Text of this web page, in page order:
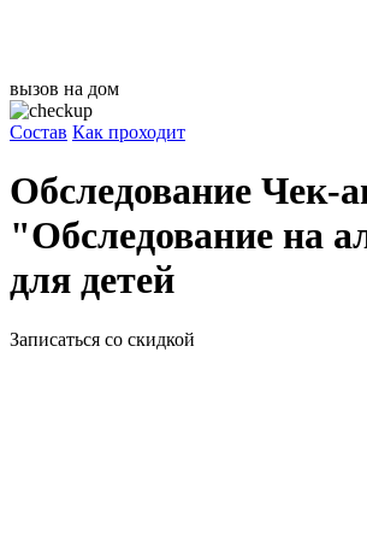
вызов на дом
Состав Как проходит
Обследование Чек-
"Обследование на
для детей
Записаться со скидкой